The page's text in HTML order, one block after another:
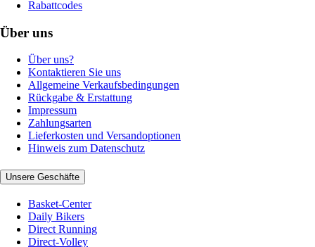
Rabattcodes
Über uns
Über uns?
Kontaktieren Sie uns
Allgemeine Verkaufsbedingungen
Rückgabe & Erstattung
Impressum
Zahlungsarten
Lieferkosten und Versandoptionen
Hinweis zum Datenschutz
Unsere Geschäfte
Basket-Center
Daily Bikers
Direct Running
Direct-Volley